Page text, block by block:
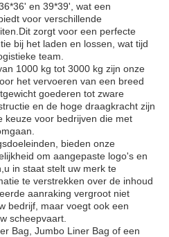
en 39*39', wat een
voor verschillende
zorgt voor een perfecte
bij het laden en lossen, wat tijd
team.
1000 kg tot 3000 kg zijn onze
het vervoeren van een breed
goederen tot zware
en de hoge draagkracht zijn
keuze voor bedrijven die met
bieden onze
om aangepaste logo's en
in staat stelt uw merk te
te verstrekken over de inhoud
aanraking vergroot niet
bedrijf, maar voegt ook een
scheepvaart.
Bag, Jumbo Liner Bag of een